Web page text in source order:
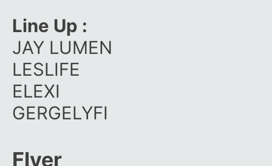
Line Up :
JAY LUMEN
LESLIFE
ELEXI
GERGELYFI
Flyer